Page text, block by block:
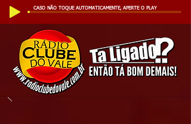
CASO NÃO TOQUE AUTOMATICAMENTE, APERTE O PLAY